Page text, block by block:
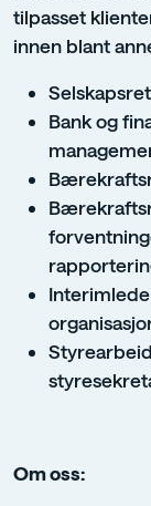
tilpasset
innen blant
Bank og
Om oss: